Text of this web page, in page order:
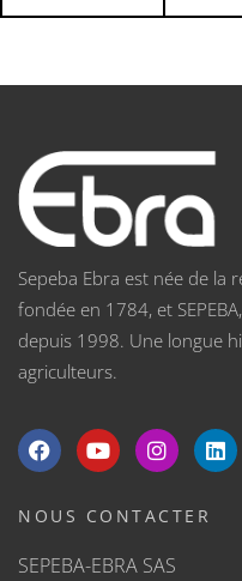
Sepeba Ebra est née de la
fondée en 1784, et
depuis 1998. Une longue
agriculteurs.
NOUS CONTACTER
SEPEBA-EBRA SAS